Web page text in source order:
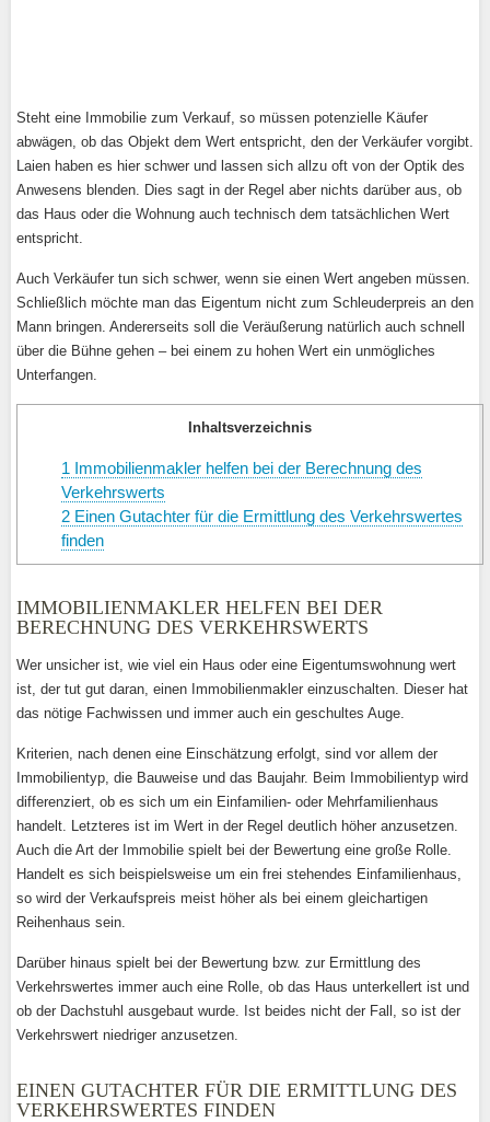
Steht eine Immobilie zum Verkauf, so müssen potenzielle Käufer
abwägen, ob das Objekt dem Wert entspricht, den der Verkäufer vorgibt.
Laien haben es hier schwer und lassen sich allzu oft von der Optik des
Anwesens blenden. Dies sagt in der Regel aber nichts darüber aus, ob
das Haus oder die Wohnung auch technisch dem tatsächlichen Wert
entspricht.
Auch Verkäufer tun sich schwer, wenn sie einen Wert angeben müssen.
Schließlich möchte man das Eigentum nicht zum Schleuderpreis an den
Mann bringen. Andererseits soll die Veräußerung natürlich auch schnell
über die Bühne gehen – bei einem zu hohen Wert ein unmögliches
Unterfangen.
Inhaltsverzeichnis
1 Immobilienmakler helfen bei der Berechnung des
Verkehrswerts
2 Einen Gutachter für die Ermittlung des Verkehrswertes
finden
IMMOBILIENMAKLER HELFEN BEI DER
BERECHNUNG DES VERKEHRSWERTS
Wer unsicher ist, wie viel ein Haus oder eine Eigentumswohnung wert
ist, der tut gut daran, einen Immobilienmakler einzuschalten. Dieser hat
das nötige Fachwissen und immer auch ein geschultes Auge.
Kriterien, nach denen eine Einschätzung erfolgt, sind vor allem der
Immobilientyp, die Bauweise und das Baujahr. Beim Immobilientyp wird
differenziert, ob es sich um ein Einfamilien- oder Mehrfamilienhaus
handelt. Letzteres ist im Wert in der Regel deutlich höher anzusetzen.
Auch die Art der Immobilie spielt bei der Bewertung eine große Rolle.
Handelt es sich beispielsweise um ein frei stehendes Einfamilienhaus,
so wird der Verkaufspreis meist höher als bei einem gleichartigen
Reihenhaus sein.
Darüber hinaus spielt bei der Bewertung bzw. zur Ermittlung des
Verkehrswertes immer auch eine Rolle, ob das Haus unterkellert ist und
ob der Dachstuhl ausgebaut wurde. Ist beides nicht der Fall, so ist der
Verkehrswert niedriger anzusetzen.
EINEN GUTACHTER FÜR DIE ERMITTLUNG DES
VERKEHRSWERTES FINDEN